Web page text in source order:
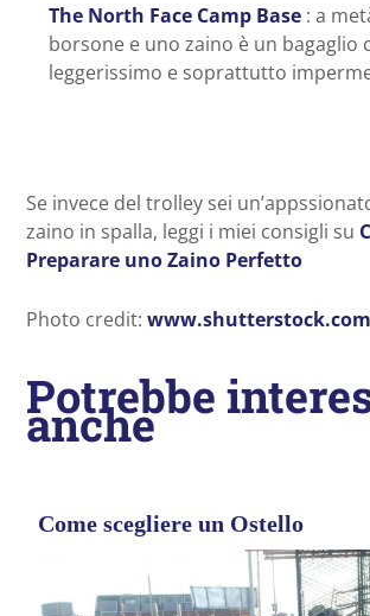
The North Face Camp Base : a
borsone e uno zaino è un bagaglio
leggerissimo e soprattutto
Se invece del trolley sei
zaino in spalla, leggi i miei consigli su
Preparare uno Zaino Perfetto
Photo credit: www.shutterstock.com
Potrebbe
anche
Come scegliere un Ostello